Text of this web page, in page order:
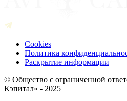
Cookies
Политика
Раскрытие информации
© Общество с ограниченной
Кэпитал» - 2025